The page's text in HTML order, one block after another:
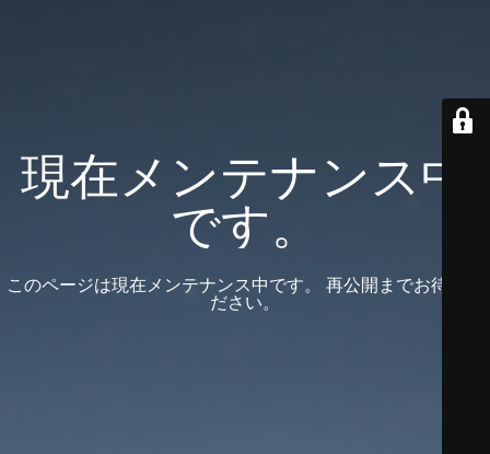
現在メンテナンス中
です。
このページは現在メンテナンス中です。 再公開までお待ちく
ださい。